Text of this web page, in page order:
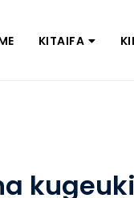
KITAIFA